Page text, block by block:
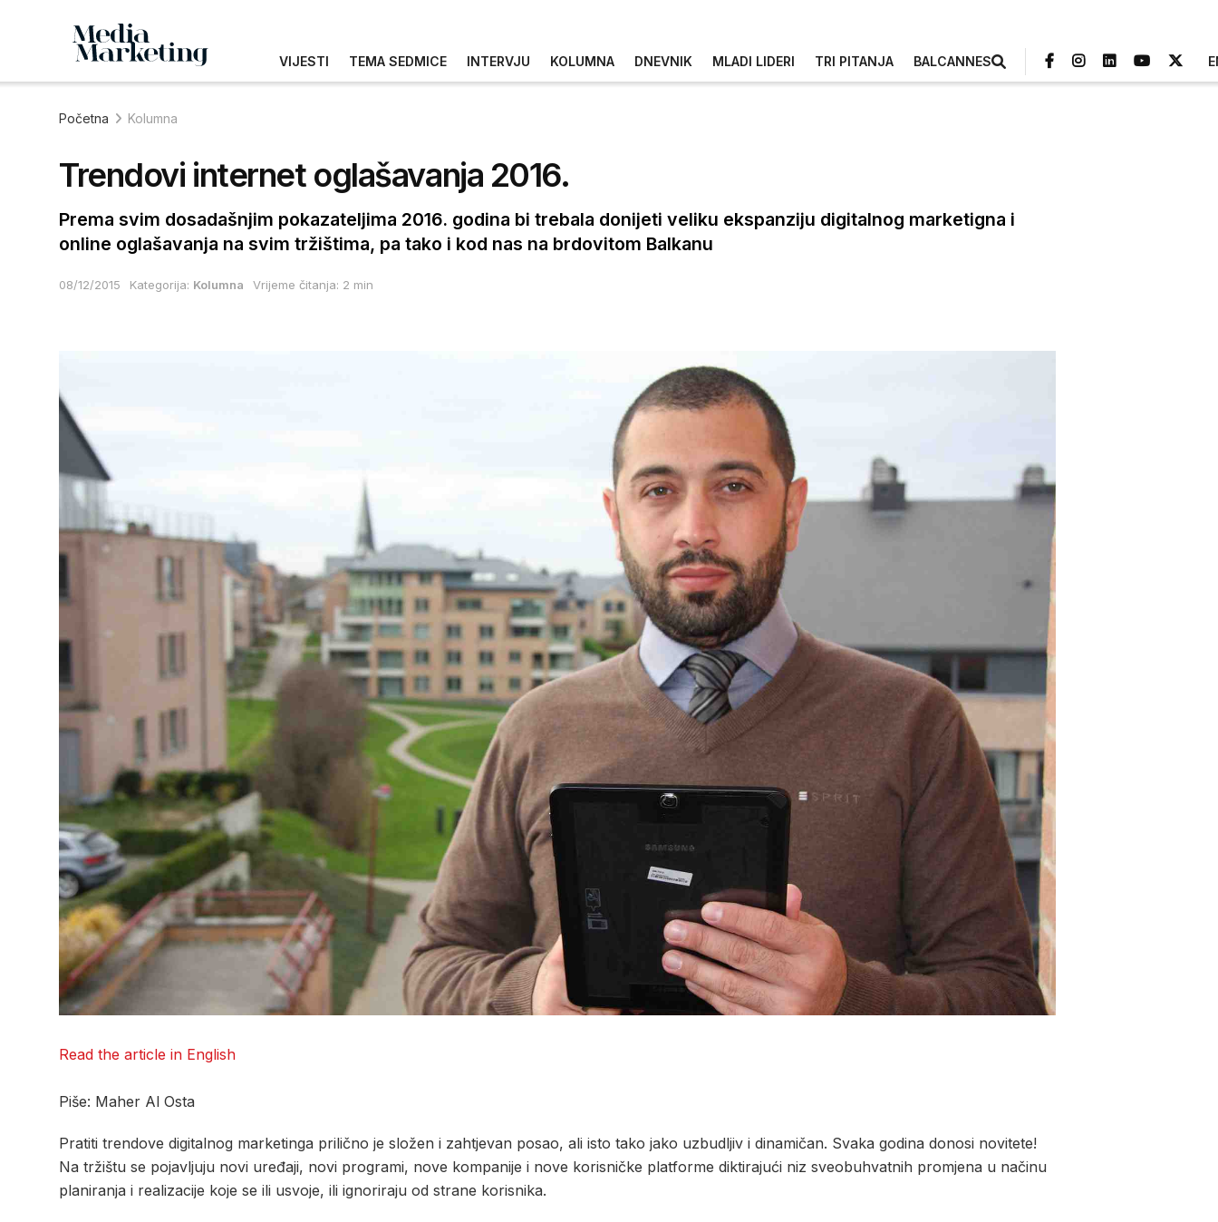
VIJESTI TEMA SEDMICE INTERVJU KOLUMNA DNEVNIK MLADI LIDERI TRI PITANJA BALCANNES
Početna Kolumna
Trendovi internet oglašavanja 2016.
Prema svim dosadašnjim pokazateljima 2016. godina bi trebala donijeti veliku ekspanziju digitalnog marketigna i
online oglašavanja na svim tržištima, pa tako i kod nas na brdovitom Balkanu
08/12/2015 Kategorija: Kolumna Vrijeme čitanja: 2 min
Read the article in English
Piše: Maher Al Osta
Pratiti trendove digitalnog marketinga prilično je složen i zahtjevan posao, ali isto tako jako uzbudljiv i dinamičan. Svaka godina donosi novitete!
Na tržištu se pojavljuju novi uređaji, novi programi, nove kompanije i nove korisničke platforme diktirajući niz sveobuhvatnih promjena u načinu
planiranja i realizacije koje se ili usvoje, ili ignoriraju od strane korisnika.